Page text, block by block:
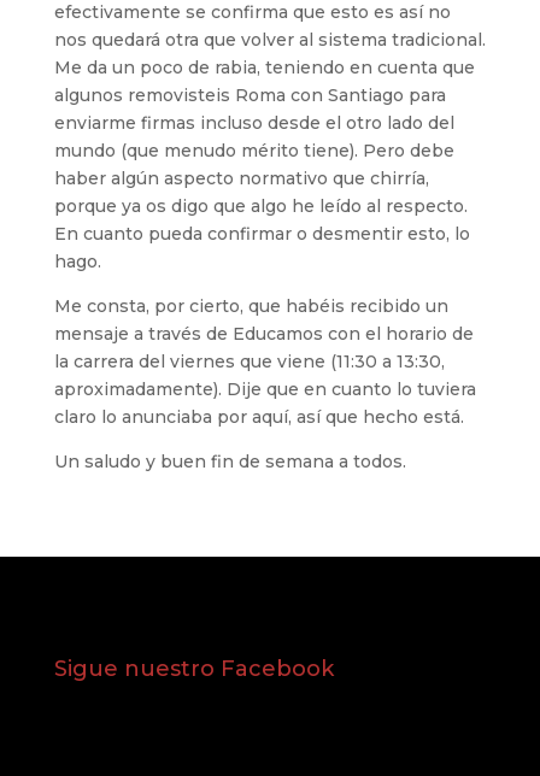
efectivamente se confirma que esto es así no
nos quedará otra que volver al sistema tradicional.
Me da un poco de rabia, teniendo en cuenta que
algunos removisteis Roma con Santiago para
enviarme firmas incluso desde el otro lado del
mundo (que menudo mérito tiene). Pero debe
haber algún aspecto normativo que chirría,
porque ya os digo que algo he leído al respecto.
En cuanto pueda confirmar o desmentir esto, lo
hago.
Me consta, por cierto, que habéis recibido un
mensaje a través de Educamos con el horario de
la carrera del viernes que viene (11:30 a 13:30,
aproximadamente). Dije que en cuanto lo tuviera
claro lo anunciaba por aquí, así que hecho está.
Un saludo y buen fin de semana a todos.
Sigue nuestro Facebook